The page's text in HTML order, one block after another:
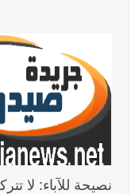
نصيحة للآباء: لا